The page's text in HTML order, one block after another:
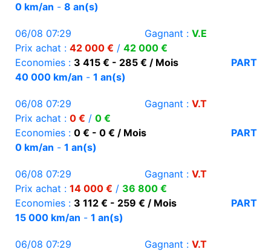
0 km/an - 8 an(s)
06/08 07:29 Gagnant : V.E
Prix achat : 42 000 € / 42 000 €
Economies : 3 415 € - 285 € / Mois
PART
40 000 km/an - 1 an(s)
06/08 07:29 Gagnant : V.T
Prix achat : 0 € / 0 €
Economies : 0 € - 0 € / Mois
PART
0 km/an - 1 an(s)
06/08 07:29 Gagnant : V.T
Prix achat : 14 000 € / 36 800 €
Economies : 3 112 € - 259 € / Mois
PART
15 000 km/an - 1 an(s)
06/08 07:29 Gagnant : V.T